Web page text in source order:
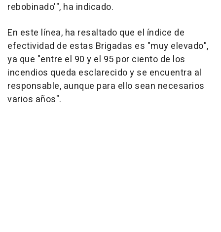
rebobinado'", ha indicado.
En este línea, ha resaltado que el índice de
efectividad de estas Brigadas es "muy elevado",
ya que "entre el 90 y el 95 por ciento de los
incendios queda esclarecido y se encuentra al
responsable, aunque para ello sean necesarios
varios años".